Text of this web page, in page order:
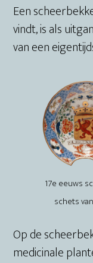
Een
vindt, is als
van een
17e eeuws
schets
Op de
medicinale